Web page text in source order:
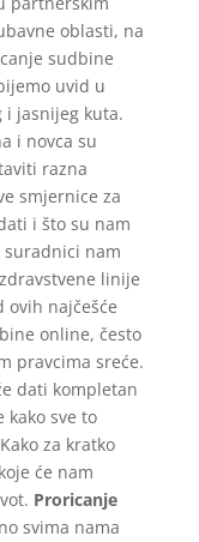
oblasti, na
sudbine
uvid u
i jasnijeg kuta.
i novca su
razna
smjernice za
i što su nam
suradnici nam
linije
ovih najčešće
online, često
pravcima sreće.
dati kompletan
sve to
za kratko
će nam
Proricanje
svima nama